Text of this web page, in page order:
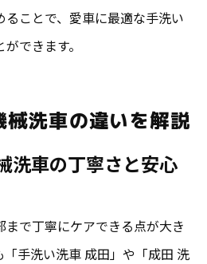
ることで、愛車に最適な手洗い
できます。
洗車の違いを解説
洗車の丁寧さと安心
で丁寧にケアできる点が大き
手洗い洗車 成田」や「成田 洗